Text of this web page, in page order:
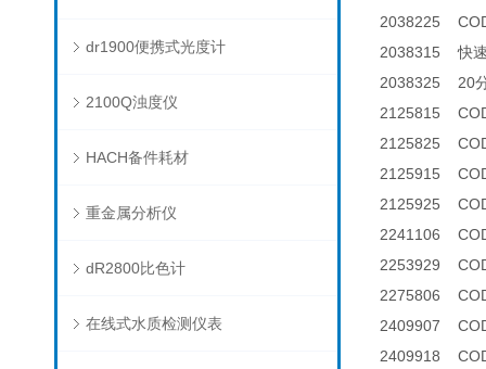
dr1900便携式光度计
2100Q浊度仪
HACH备件耗材
重金属分析仪
dR2800比色计
在线式水质检测仪表
2038225
2038315 快
2038325 20
2125815
2125825
2125915
2125925
2241106
2253929
2275806
2409907
2409918